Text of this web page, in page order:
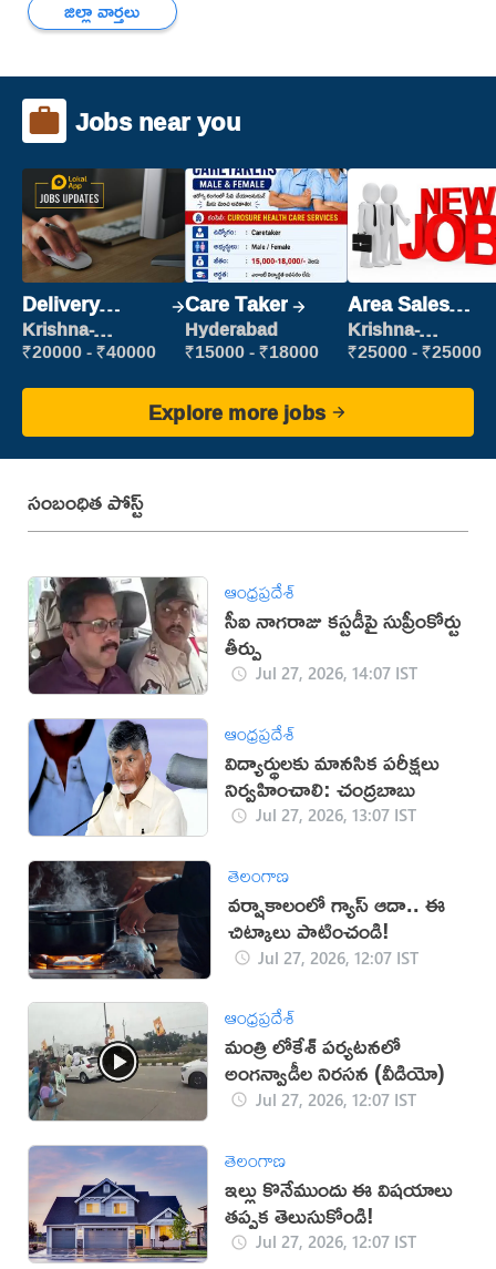
జిల్లా వార్తలు
Jobs near you
Delivery
Executive
Krishna-
vijayawada
₹20000 - ₹40000
Care Taker
Hyderabad
₹15000 - ₹18000
Area Sales
Manager (Field
Sales)
Krishna-
vijayawada
₹25000 - ₹25000
Explore more jobs
సంబంధిత పోస్ట్
ఆంధ్రప్రదేశ్
సీఐ నాగరాజు కస్టడీపై సుప్రీంకోర్టు
తీర్పు
Jul 27, 2026, 14:07 IST
ఆంధ్రప్రదేశ్
విద్యార్థులకు మానసిక పరీక్షలు
నిర్వహించాలి: చంద్రబాబు
Jul 27, 2026, 13:07 IST
తెలంగాణ
వర్షాకాలంలో గ్యాస్ ఆదా.. ఈ
చిట్కాలు పాటించండి!
Jul 27, 2026, 12:07 IST
ఆంధ్రప్రదేశ్
మంత్రి లోకేశ్ పర్యటనలో
అంగన్వాడీల నిరసన (వీడియో)
Jul 27, 2026, 12:07 IST
తెలంగాణ
ఇల్లు కొనేముందు ఈ విషయాలు
తప్పక తెలుసుకోండి!
Jul 27, 2026, 12:07 IST